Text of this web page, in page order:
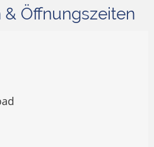
Öffnungszeiten